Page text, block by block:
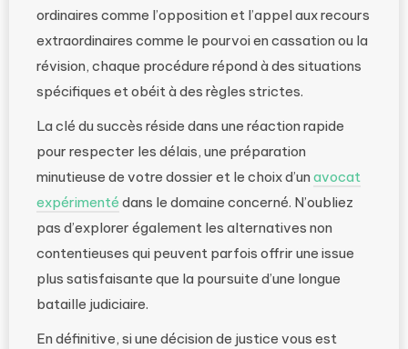
ordinaires comme l’opposition et l’appel aux recours
extraordinaires comme le pourvoi en cassation ou la
révision, chaque procédure répond à des situations
spécifiques et obéit à des règles strictes.
La clé du succès réside dans une réaction rapide
pour respecter les délais, une préparation
minutieuse de votre dossier et le choix d’un avocat
expérimenté dans le domaine concerné. N’oubliez
pas d’explorer également les alternatives non
contentieuses qui peuvent parfois offrir une issue
plus satisfaisante que la poursuite d’une longue
bataille judiciaire.
En définitive, si une décision de justice vous est